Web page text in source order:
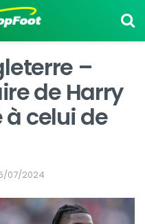
–
de Harry
celui de
07/2024